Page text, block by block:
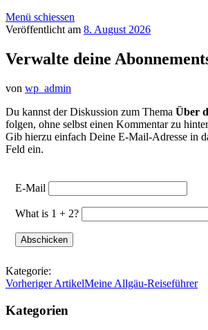
Menü schiessen
Veröffentlicht am 8. August 2026
Verwalte deine
von wp_admin
Du kannst der Diskussion zum Thema Über
folgen, ohne selbst einen Kommentar zu
Gib hierzu einfach Deine E-Mail-Adresse in
Feld ein.
E-Mail
What is 1 + 2?
Kategorie:
Vorheriger ArtikelMeine Allgäu-Reiseführer
Kategorien